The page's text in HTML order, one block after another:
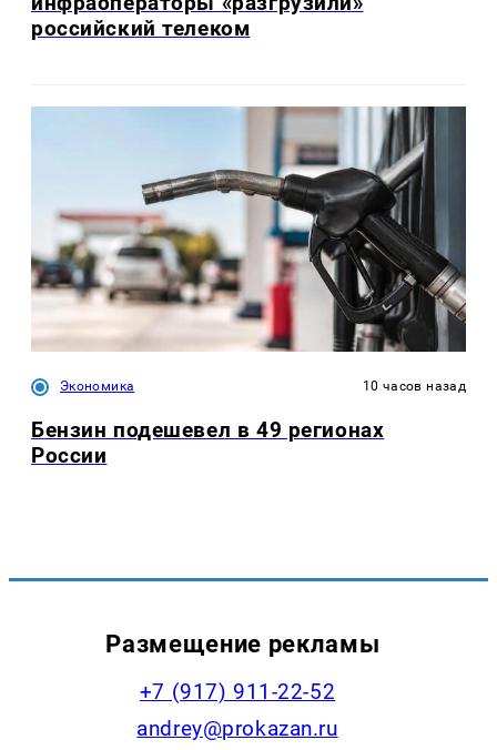
российский телеком
Экономика 10 часов назад
Бензин подешевел в 49 регионах
России
Размещение рекламы
+7 (917) 911-22-52
andrey@prokazan.ru